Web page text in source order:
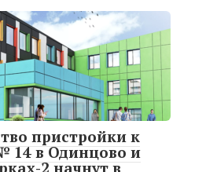
пристройки к
14 в Одинцово и
2 начнут в